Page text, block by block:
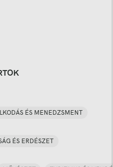
ÉS MENEDZSMENT
ÉS ERDÉSZET